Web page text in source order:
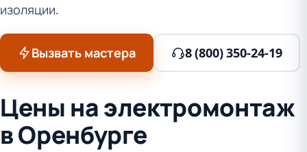
изоляции.
Вызвать мастера 8 (800) 350-24-19
Цены на электромонтаж
в Оренбурге